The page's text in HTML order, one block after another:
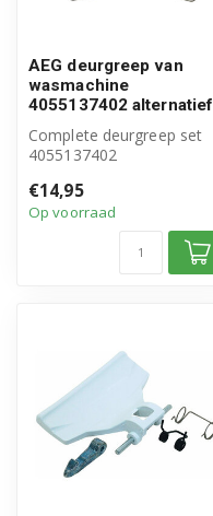
AEG deurgreep van
wasmachine
4055137402 alternatief
Complete deurgreep set
4055137402
Electrolux, Zanussi
Hoogw...
€14,95
Op voorraad